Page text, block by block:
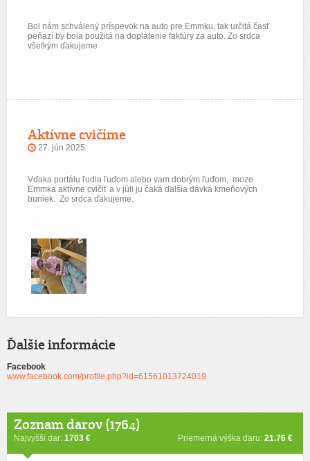
Bol nám schválený príspevok na auto pre Emmku, tak určitá časť
peňazí by bola použitá na doplatenie faktúry za auto. Zo srdca
všetkým ďakujeme
Aktívne cvičíme
27. jún 2025
Vďaka portálu ľudia ľuďom alebo vam dobrým ľuďom, moze
Emmka aktívne cvičiť a v júli ju čaká ďalšia dávka kmeňových
buniek. Zo srdca ďakujeme.
Ďalšie informácie
Facebook
www.facebook.com/profile.php?id=61561013724019
Zoznam darov (1764)
Najvyšší dar: 1703 € Priemerná výška daru: 21.76 €